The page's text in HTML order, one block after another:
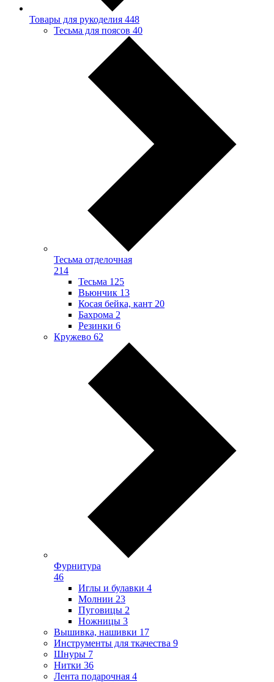
Товары для рукоделия 448
Тесьма для поясов 40
Тесьма отделочная
214
Тесьма 125
Вьюнчик 13
Косая бейка, кант 20
Бахрома 2
Резинки 6
Кружево 62
Фурнитура
46
Иглы и булавки 4
Молнии 23
Пуговицы 2
Ножницы 3
Вышивка, нашивки 17
Инструменты для ткачества 9
Шнуры 7
Нитки 36
Лента подарочная 4